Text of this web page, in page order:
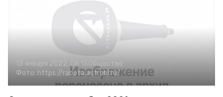
13 января 2022, 08:15Общество
Фото: https://rabota.astrobl.ru/